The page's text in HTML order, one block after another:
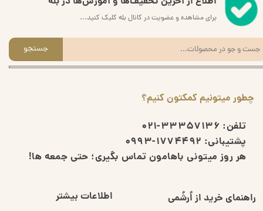
چطور میتونیم کمکتون کنیم؟
تلفن: 33357136-021
پشتیبانی: 1774492-0993
هر روز میتونی باهامون تماس بگیری؛ حتی جمعه ها!
راهنمای خرید از اُرشُمی اطلاعات بیشتر
برای مشاهده و عضویت در کانال بله کلیک کنید...
جستجو